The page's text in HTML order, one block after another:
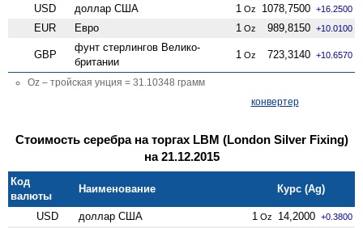
USD доллар США 1 Oz 1078,7500 +16.2500
EUR Евро 1 Oz 989,8150 +10.0100
GBP
фунт стерлингов Велико­
британии
1 Oz 723,3140 +10.6570
Oz – тройская унция = 31.10348 грамм
конвертер
Стоимость серебра на торгах LBM (London Silver Fixing)
на 21.12.2015
Код
валюты
Наименование Курс (Ag)
USD доллар США 1 Oz 14,2000 +0.3800